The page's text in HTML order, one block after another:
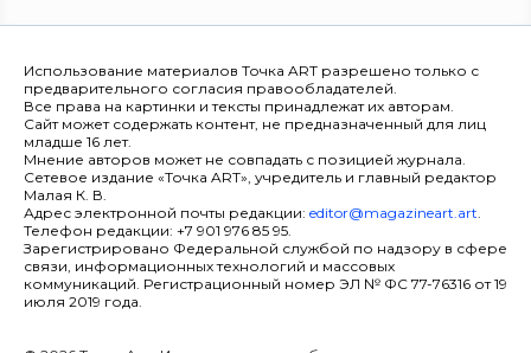
Использование материалов Точка ART разрешено только с
предварительного согласия правообладателей.
Все права на картинки и тексты принадлежат их авторам.
Сайт может содержать контент, не предназначенный для лиц
младше 16 лет.
Мнение авторов может не совпадать с позицией журнала.
Сетевое издание «Точка ART», учредитель и главный редактор
Малая К. В.
Адрес электронной почты редакции: editor@magazineart.art.
Телефон редакции: +7 901 976 85 95.
Зарегистрировано Федеральной службой по надзору в сфере
связи, информационных технологий и массовых
коммуникаций. Регистрационный номер ЭЛ № ФС 77-76316 от 19
июля 2019 года.